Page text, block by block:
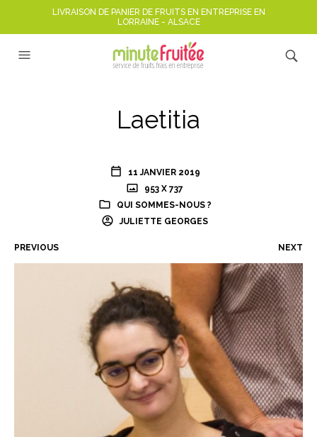
LIVRAISON DE PANIER DE FRUITS EN ENTREPRISE EN
LORRAINE - ALSACE
Laetitia
11 JANVIER 2019
953 X 737
QUI SOMMES-NOUS ?
JULIETTE GEORGES
PREVIOUS NEXT